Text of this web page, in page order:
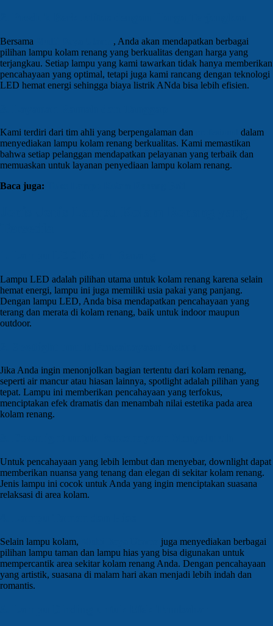
Bersama
, Anda akan mendapatkan berbagai
pilihan lampu kolam renang yang berkualitas dengan harga yang
terjangkau. Setiap lampu yang kami tawarkan tidak hanya memberikan
pencahayaan yang optimal, tetapi juga kami rancang dengan teknologi
LED hemat energi sehingga biaya listrik ANda bisa lebih efisien.
Kami terdiri dari tim ahli yang berpengalaman dan
dalam
menyediakan lampu kolam renang berkualitas. Kami memastikan
bahwa setiap pelanggan mendapatkan pelayanan yang terbaik dan
memuaskan untuk layanan penyediaan lampu kolam renang.
Baca juga:
Lampu LED adalah pilihan utama untuk kolam renang karena selain
hemat energi, lampu ini juga memiliki usia pakai yang panjang.
Dengan lampu LED, Anda bisa mendapatkan pencahayaan yang
terang dan merata di kolam renang, baik untuk indoor maupun
outdoor.
Jika Anda ingin menonjolkan bagian tertentu dari kolam renang,
seperti air mancur atau hiasan lainnya, spotlight adalah pilihan yang
tepat. Lampu ini memberikan pencahayaan yang terfokus,
menciptakan efek dramatis dan menambah nilai estetika pada area
kolam renang.
Untuk pencahayaan yang lebih lembut dan menyebar, downlight dapat
memberikan nuansa yang tenang dan elegan di sekitar kolam renang.
Jenis lampu ini cocok untuk Anda yang ingin menciptakan suasana
relaksasi di area kolam.
Selain lampu kolam,
juga menyediakan berbagai
pilihan lampu taman dan lampu hias yang bisa digunakan untuk
mempercantik area sekitar kolam renang Anda. Dengan pencahayaan
yang artistik, suasana di malam hari akan menjadi lebih indah dan
romantis.